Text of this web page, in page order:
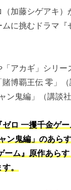
加藤シゲアキ）
に挑むドラマ『
アカギ」シリー
博覇王伝 零」
ン鬼編」（講談
ロ 一攫千金ゲ
ン鬼編」のあら
ーム』原作あら
。